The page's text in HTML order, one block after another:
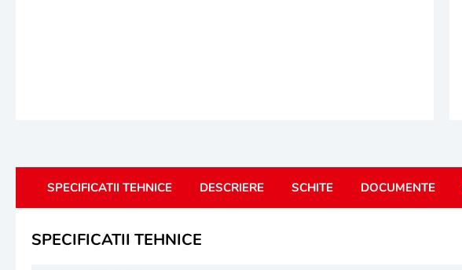
SPECIFICATII TEHNICE DESCRIERE SCHITE DOCUMENTE
SPECIFICATII TEHNICE